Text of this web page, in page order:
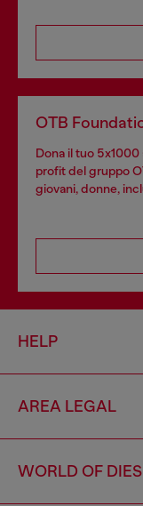
OTB
Dona il tuo 5x1000
profit del gruppo
giovani, donne,
HELP
AREA LEGAL
WORLD OF